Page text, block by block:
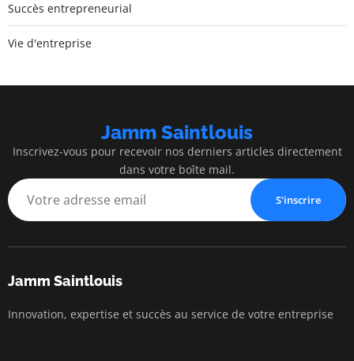
Succès entrepreneurial
Vie d'entreprise
Jamm Saintlouis
Inscrivez-vous pour recevoir nos derniers articles directement
dans votre boîte mail.
S'inscrire
Jamm Saintlouis
Innovation, expertise et succès au service de votre entreprise